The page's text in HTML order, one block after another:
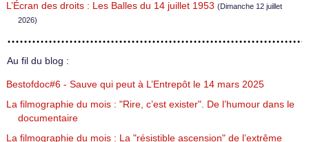
L’Écran des droits : Les Balles du 14 juillet 1953 (Dimanche 12 juillet
2026)
Au fil du blog :
Bestofdoc#6 - Sauve qui peut à L’Entrepôt le 14 mars 2025
La filmographie du mois : "Rire, c’est exister". De l’humour dans le
documentaire
La filmographie du mois : La "résistible ascension" de l’extrême